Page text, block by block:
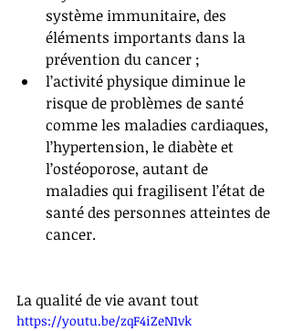
système immunitaire, des
éléments importants dans la
prévention du cancer ;
l’activité physique diminue le
risque de problèmes de santé
comme les maladies cardiaques,
l’hypertension, le diabète et
l’ostéoporose, autant de
maladies qui fragilisent l’état de
santé des personnes atteintes de
cancer.
La qualité de vie avant tout
https://youtu.be/zqF4iZeN1vk